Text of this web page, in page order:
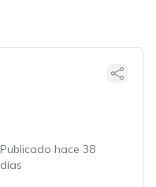
Publicado hace 38
días